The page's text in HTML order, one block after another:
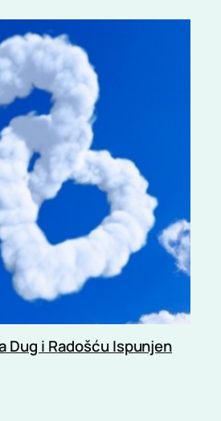
Dug i Radošću Ispunjen